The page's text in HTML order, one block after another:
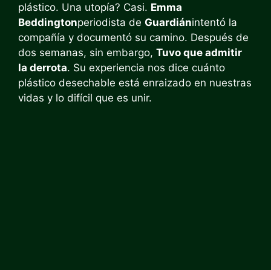
plástico. Una utopía? Casi. Emma
Beddingtonperiodista de Guardiánintentó la
compañía y documentó su camino. Después de
dos semanas, sin embargo, Tuvo que admitir
la derrota. Su experiencia nos dice cuánto
plástico desechable está enraizado en nuestras
vidas y lo difícil que es unir.